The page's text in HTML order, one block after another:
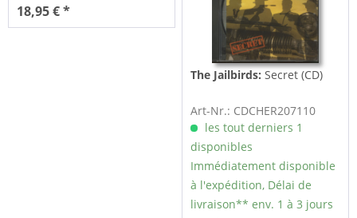
18,95 € *
The Jailbirds:Secret (CD)
Art-Nr.: CDCHER207110
les tout derniers 1
disponibles
Immédiatement disponible
à l'expédition, Délai de
livraison** env. 1 à 3 jours